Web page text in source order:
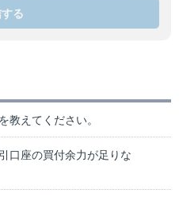
る
教えてください。
口座の買付余力が足りな